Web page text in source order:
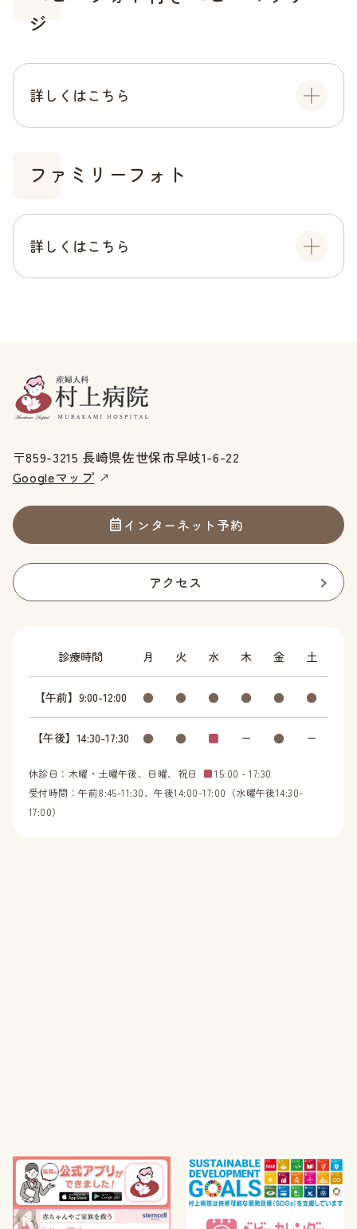
ジ
詳しくはこちら
ファミリーフォト
詳しくはこちら
〒859-3215 長崎県佐世保市早岐1-6-22
Googleマップ
インターネット予約
アクセス
診療時間 月 火 水 木 金 土
【午前】9:00-12:00 ● ● ● ● ● ●
【午後】14:30-17:30 ● ● ■ ー ● ー
休診日：木曜・土曜午後、日曜、祝日 ■15:00 - 17:30
受付時間：午前8:45-11:30、午後14:00-17:00（水曜午後14:30-
17:00）